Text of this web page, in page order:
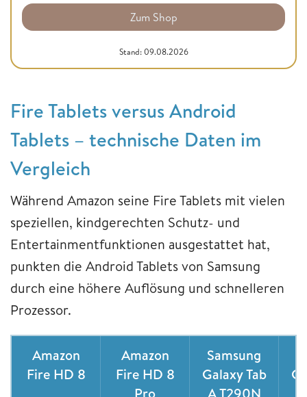
Zum Shop
Stand: 09.08.2026
Fire Tablets versus Android
Tablets – technische Daten im
Vergleich
Während Amazon seine Fire Tablets mit vielen
speziellen, kindgerechten Schutz- und
Entertainmentfunktionen ausgestattet hat,
punkten die Android Tablets von Samsung
durch eine höhere Auflösung und schnelleren
Prozessor.
Amazon
Fire HD 8
Amazon
Fire HD 8
Pro
Samsung
Galaxy Tab
A T290N